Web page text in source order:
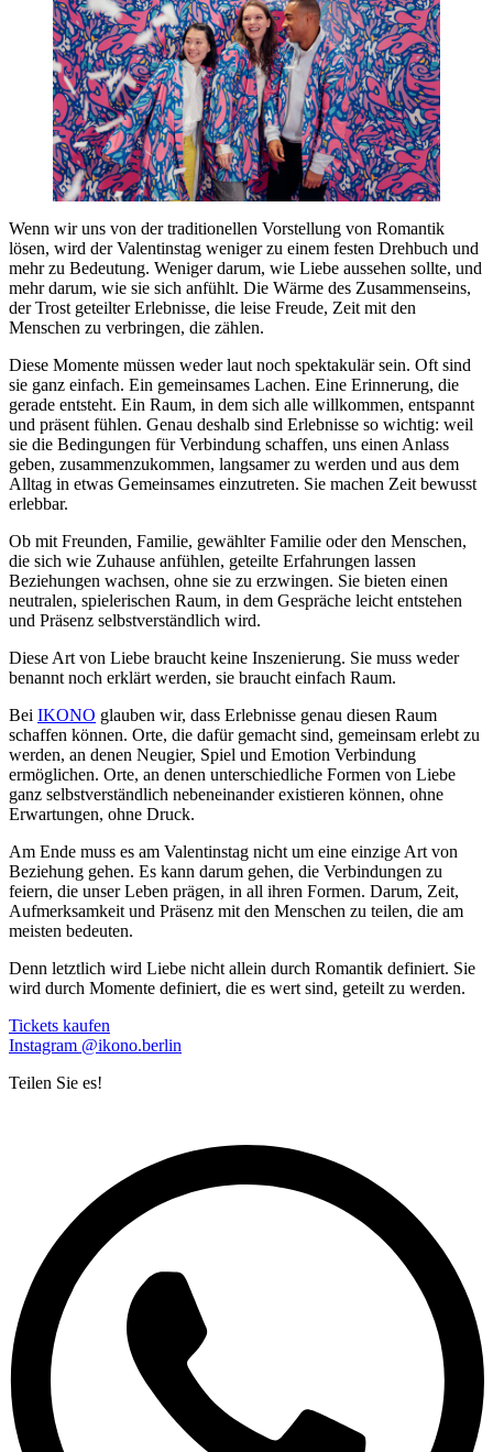
Wenn wir uns von der traditionellen Vorstellung von Romantik
lösen, wird der Valentinstag weniger zu einem festen Drehbuch und
mehr zu Bedeutung. Weniger darum, wie Liebe aussehen sollte, und
mehr darum, wie sie sich anfühlt. Die Wärme des Zusammenseins,
der Trost geteilter Erlebnisse, die leise Freude, Zeit mit den
Menschen zu verbringen, die zählen.
Diese Momente müssen weder laut noch spektakulär sein. Oft sind
sie ganz einfach. Ein gemeinsames Lachen. Eine Erinnerung, die
gerade entsteht. Ein Raum, in dem sich alle willkommen, entspannt
und präsent fühlen. Genau deshalb sind Erlebnisse so wichtig: weil
sie die Bedingungen für Verbindung schaffen, uns einen Anlass
geben, zusammenzukommen, langsamer zu werden und aus dem
Alltag in etwas Gemeinsames einzutreten. Sie machen Zeit bewusst
erlebbar.
Ob mit Freunden, Familie, gewählter Familie oder den Menschen,
die sich wie Zuhause anfühlen, geteilte Erfahrungen lassen
Beziehungen wachsen, ohne sie zu erzwingen. Sie bieten einen
neutralen, spielerischen Raum, in dem Gespräche leicht entstehen
und Präsenz selbstverständlich wird.
Diese Art von Liebe braucht keine Inszenierung. Sie muss weder
benannt noch erklärt werden, sie braucht einfach Raum.
Bei IKONO glauben wir, dass Erlebnisse genau diesen Raum
schaffen können. Orte, die dafür gemacht sind, gemeinsam erlebt zu
werden, an denen Neugier, Spiel und Emotion Verbindung
ermöglichen. Orte, an denen unterschiedliche Formen von Liebe
ganz selbstverständlich nebeneinander existieren können, ohne
Erwartungen, ohne Druck.
Am Ende muss es am Valentinstag nicht um eine einzige Art von
Beziehung gehen. Es kann darum gehen, die Verbindungen zu
feiern, die unser Leben prägen, in all ihren Formen. Darum, Zeit,
Aufmerksamkeit und Präsenz mit den Menschen zu teilen, die am
meisten bedeuten.
Denn letztlich wird Liebe nicht allein durch Romantik definiert. Sie
wird durch Momente definiert, die es wert sind, geteilt zu werden.
Tickets kaufen
Instagram @ikono.berlin
Teilen Sie es!